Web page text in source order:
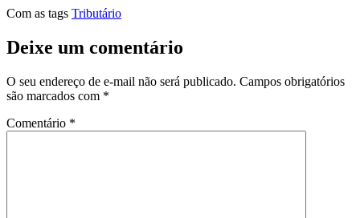
Com as tags Tributário
Deixe um comentário
O seu endereço de e-mail não será publicado. Campos obrigatórios
são marcados com *
Comentário *